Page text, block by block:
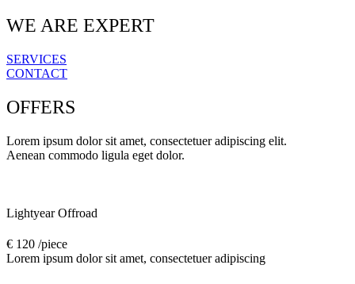
WE ARE EXPERT
SERVICES
CONTACT
OFFERS
Lorem ipsum dolor sit amet, consectetuer adipiscing elit.
Aenean commodo ligula eget dolor.
Lightyear Offroad
€ 120 /piece
Lorem ipsum dolor sit amet, consectetuer adipiscing